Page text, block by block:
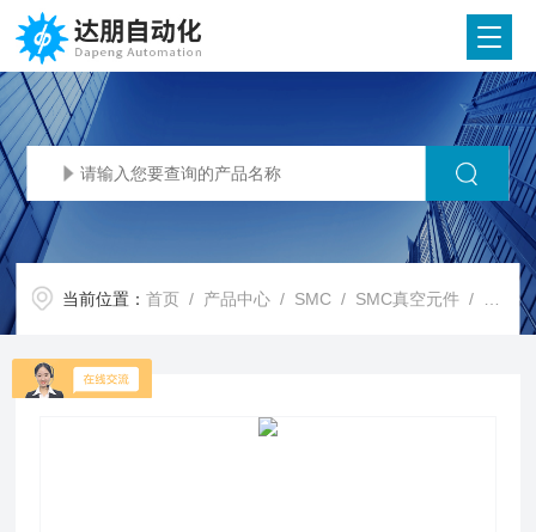
当前位置：首页 / 产品中心 / SMC / SMC真空元件 / SMC代理SMC 2色显示 数字式流量开关 PF2M7(-L)